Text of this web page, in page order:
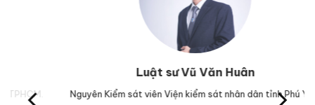
Luật sư Vũ Văn Huân
Nguyên Kiểm sát viên Viện kiểm sát nhân dân tỉnh Phú Yên.